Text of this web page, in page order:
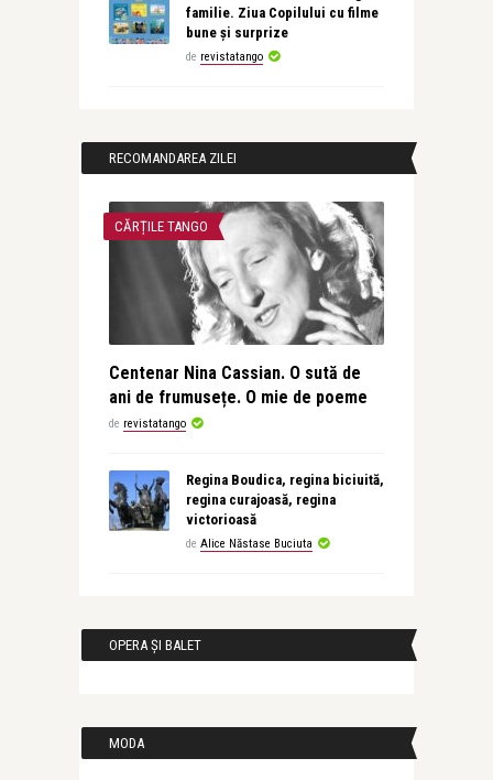
familie. Ziua Copilului cu filme
bune și surprize
de revistatango
RECOMANDAREA ZILEI
CĂRȚILE TANGO
Centenar Nina Cassian. O sută de
ani de frumusețe. O mie de poeme
de revistatango
Regina Boudica, regina biciuită,
regina curajoasă, regina
victorioasă
de Alice Năstase Buciuta
OPERA ȘI BALET
MODA